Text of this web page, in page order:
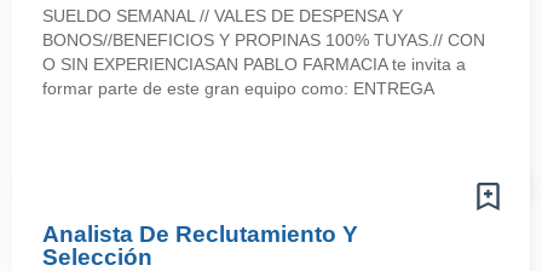
SUELDO SEMANAL // VALES DE DESPENSA Y
BONOS//BENEFICIOS Y PROPINAS 100% TUYAS.// CON
O SIN EXPERIENCIASAN PABLO FARMACIA te invita a
formar parte de este gran equipo como: ENTREGA
Analista De Reclutamiento Y
Selección